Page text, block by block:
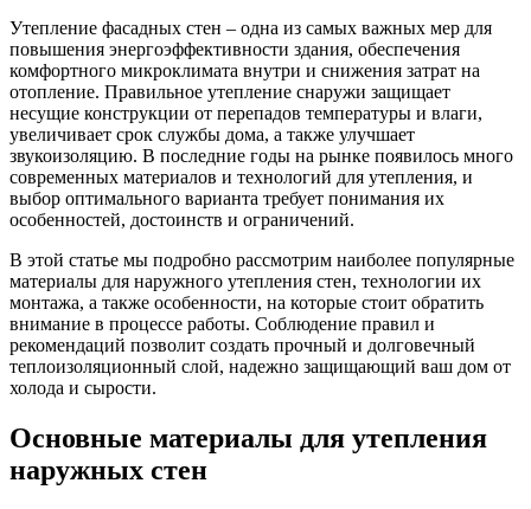
Утепление фасадных стен – одна из самых важных мер для
повышения энергоэффективности здания, обеспечения
комфортного микроклимата внутри и снижения затрат на
отопление. Правильное утепление снаружи защищает
несущие конструкции от перепадов температуры и влаги,
увеличивает срок службы дома, а также улучшает
звукоизоляцию. В последние годы на рынке появилось много
современных материалов и технологий для утепления, и
выбор оптимального варианта требует понимания их
особенностей, достоинств и ограничений.
В этой статье мы подробно рассмотрим наиболее популярные
материалы для наружного утепления стен, технологии их
монтажа, а также особенности, на которые стоит обратить
внимание в процессе работы. Соблюдение правил и
рекомендаций позволит создать прочный и долговечный
теплоизоляционный слой, надежно защищающий ваш дом от
холода и сырости.
Основные материалы для утепления
наружных стен